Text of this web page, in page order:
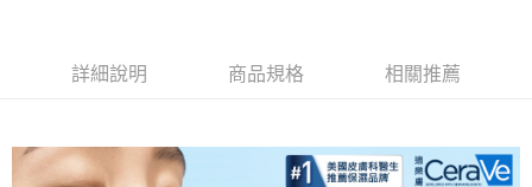
恩沛科技股份有限公司將有權停止該用戶之使用額度並採取法律行動。
詳細說明 商品規格 相關推薦